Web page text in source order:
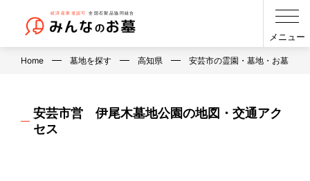
メニュー
Home 墓地を探す 高知県 安芸市の霊園・墓地・お墓
安芸市営 伊尾木墓地公園の地図・交通アク
セス